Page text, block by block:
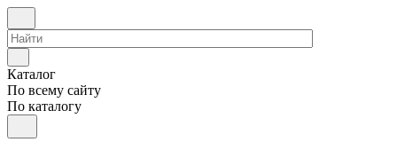
Каталог
По всему сайту
По каталогу